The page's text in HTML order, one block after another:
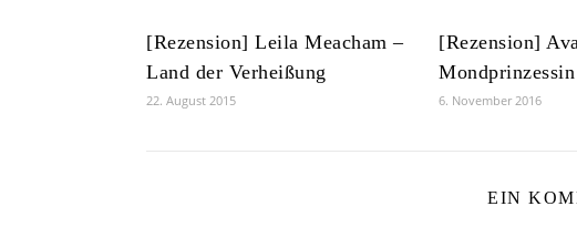
[Rezension] Leila Meacham –
Land der Verheißung
22. August 2015
[Rezension]
Mondprinzessin
6. November 2016
EIN